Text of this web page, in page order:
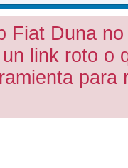
Fiat Duna
link roto o